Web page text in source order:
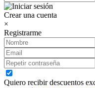
Crear una cuenta
×
Registrarme
Quiero recibir descuentos